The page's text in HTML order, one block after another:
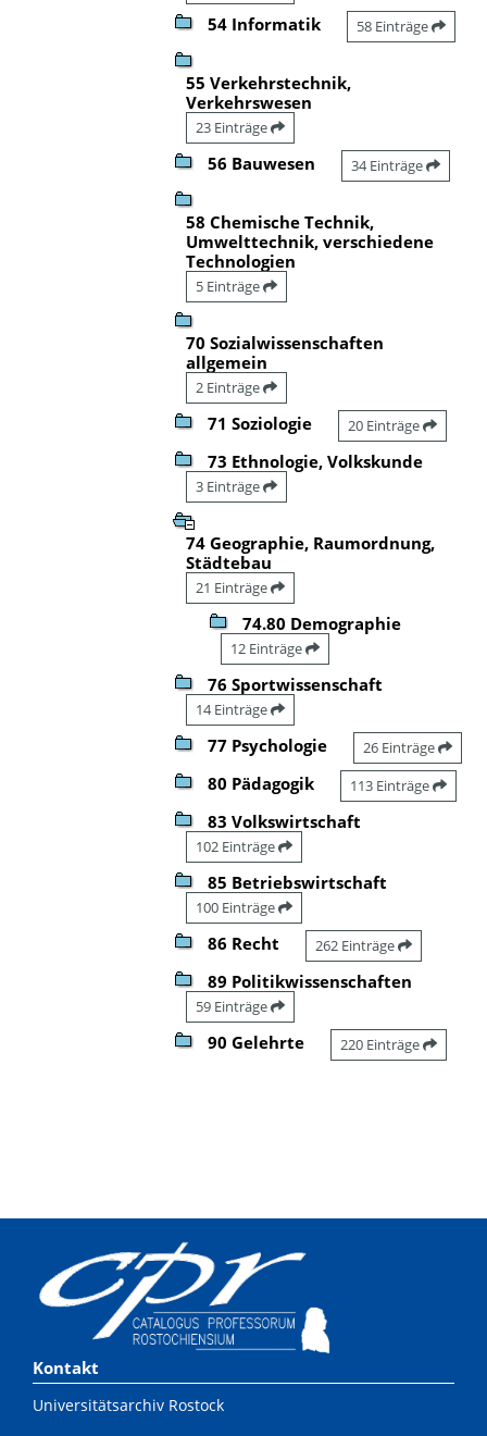
54 Informatik 58 Einträge
55 Verkehrstechnik,
Verkehrswesen
23 Einträge
56 Bauwesen 34 Einträge
58 Chemische Technik,
Umwelttechnik, verschiedene
Technologien
5 Einträge
70 Sozialwissenschaften
allgemein
2 Einträge
71 Soziologie 20 Einträge
73 Ethnologie, Volkskunde
3 Einträge
74 Geographie, Raumordnung,
Städtebau
21 Einträge
74.80 Demographie
12 Einträge
76 Sportwissenschaft
14 Einträge
77 Psychologie 26 Einträge
80 Pädagogik 113 Einträge
83 Volkswirtschaft
102 Einträge
85 Betriebswirtschaft
100 Einträge
86 Recht 262 Einträge
89 Politikwissenschaften
59 Einträge
90 Gelehrte 220 Einträge
Kontakt
Universitätsarchiv Rostock